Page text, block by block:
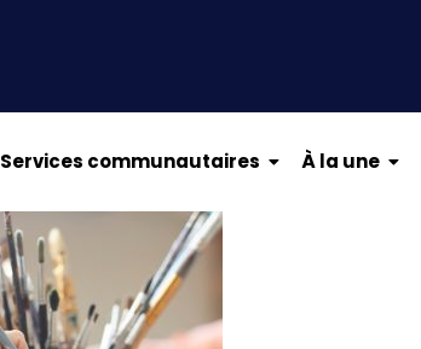
Services communautaires À la une